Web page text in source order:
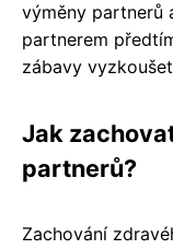
výměny partnerů
partnerem
zábavy
Jak
partnerů?
Zachování